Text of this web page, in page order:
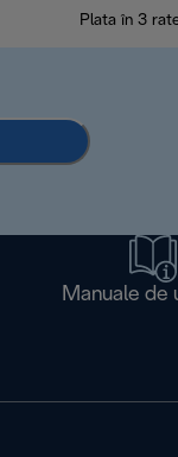
Plata în 3
Manuale de